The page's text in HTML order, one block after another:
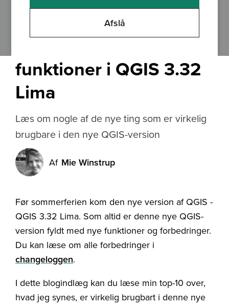
Afslå
funktioner i QGIS 3.32
Lima
Læs om nogle af de nye ting som er virkelig
brugbare i den nye QGIS-version
Af Mie Winstrup
Før sommerferien kom den nye version af QGIS -
QGIS 3.32 Lima. Som altid er denne nye QGIS-
version fyldt med nye funktioner og forbedringer.
Du kan læse om alle forbedringer i
changeloggen.
I dette blogindlæg kan du læse min top-10 over,
hvad jeg synes, er virkelig brugbart i denne nye